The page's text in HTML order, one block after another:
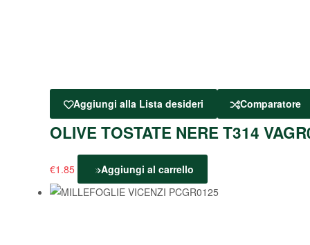
Aggiungi alla Lista desideri Comparatore
OLIVE TOSTATE NERE T314
€1.85 Aggiungi al carrello